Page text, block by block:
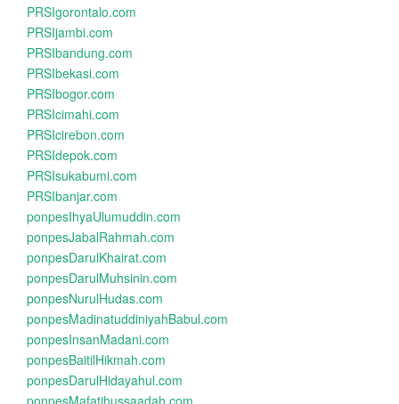
PRSIgorontalo.com
PRSIjambi.com
PRSIbandung.com
PRSIbekasi.com
PRSIbogor.com
PRSIcimahi.com
PRSIcirebon.com
PRSIdepok.com
PRSIsukabumi.com
PRSIbanjar.com
ponpesIhyaUlumuddin.com
ponpesJabalRahmah.com
ponpesDarulKhairat.com
ponpesDarulMuhsinin.com
ponpesNurulHudas.com
ponpesMadinatuddiniyahBabul.com
ponpesInsanMadani.com
ponpesBaitilHikmah.com
ponpesDarulHidayahul.com
ponpesMafatihussaadah.com